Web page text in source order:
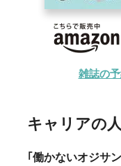
雑誌の
キャリアの
｢働かないオジサ